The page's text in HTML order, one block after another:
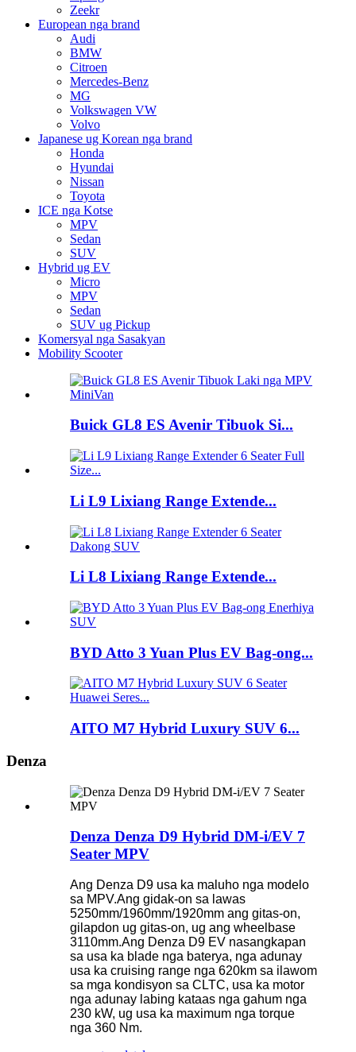
Zeekr
European nga brand
Audi
BMW
Citroen
Mercedes-Benz
MG
Volkswagen VW
Volvo
Japanese ug Korean nga brand
Honda
Hyundai
Nissan
Toyota
ICE nga Kotse
MPV
Sedan
SUV
Hybrid ug EV
Micro
MPV
Sedan
SUV ug Pickup
Komersyal nga Sasakyan
Mobility Scooter
Buick GL8 ES Avenir Tibuok Si...
Li L9 Lixiang Range Extende...
Li L8 Lixiang Range Extende...
BYD Atto 3 Yuan Plus EV Bag-ong...
AITO M7 Hybrid Luxury SUV 6...
Denza
Denza Denza D9 Hybrid DM-i/EV 7
Seater MPV
Ang Denza D9 usa ka maluho nga modelo
sa MPV.Ang gidak-on sa lawas
5250mm/1960mm/1920mm ang gitas-on,
gilapdon ug gitas-on, ug ang wheelbase
3110mm.Ang Denza D9 EV nasangkapan
sa usa ka blade nga baterya, nga adunay
usa ka cruising range nga 620km sa ilawom
sa mga kondisyon sa CLTC, usa ka motor
nga adunay labing kataas nga gahum nga
230 kW, ug usa ka maximum nga torque
nga 360 Nm.